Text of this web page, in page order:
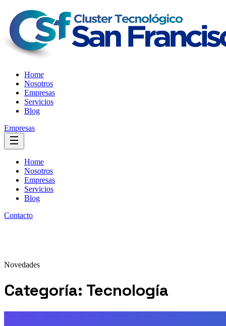
Home
Nosotros
Empresas
Servicios
Blog
Empresas
Home
Nosotros
Empresas
Servicios
Blog
Contacto
Novedades
Categoría: Tecnología